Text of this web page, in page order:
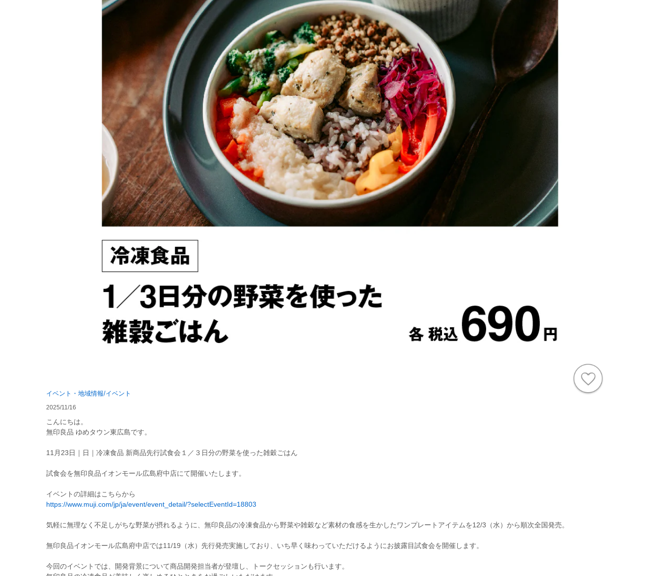
イベント・地域情報/イベント
2025/11/16
こんにちは。
無印良品 ゆめタウン東広島です。
11月23日｜日｜冷凍食品 新商品先行試食会１／３日分の野菜を使った雑穀ごはん
試食会を無印良品イオンモール広島府中店にて開催いたします。
イベントの詳細はこちらから
https://www.muji.com/jp/ja/event/event_detail/?selectEventId=18803
気軽に無理なく不足しがちな野菜が摂れるように、無印良品の冷凍食品から野菜や雑穀など素材の食感を生かしたワンプレートアイテムを12/3（水）から順次全国発売。
無印良品イオンモール広島府中店では11/19（水）先行発売実施しており、いち早く味わっていただけるようにお披露目試食会を開催します。
今回のイベントでは、開発背景について商品開発担当者が登壇し、トークセッションも行います。